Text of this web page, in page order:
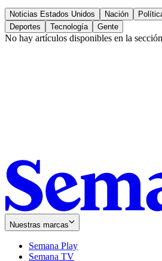
Noticias Estados Unidos Nación
Deportes
Tecnología Gente
No hay artículos disponibles en la sección
Nuestras marcas
Semana Play
Semana TV